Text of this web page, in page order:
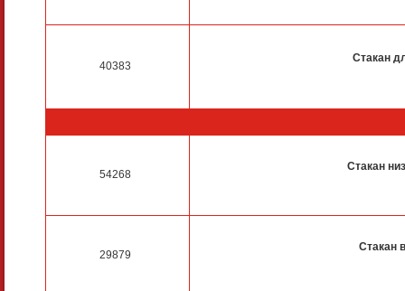
40383
Стакан
54268
Стакан
29879
Стакан